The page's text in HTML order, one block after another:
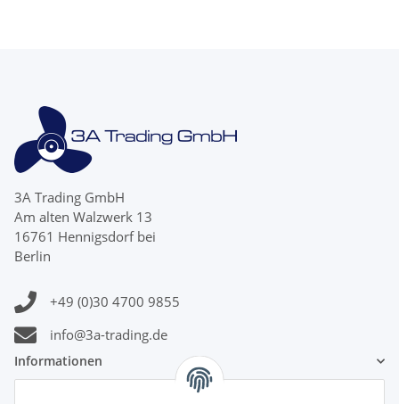
3A Trading GmbH
Am alten Walzwerk 13
16761 Hennigsdorf bei
Berlin
+49 (0)30 4700 9855
info@3a-trading.de
Informationen